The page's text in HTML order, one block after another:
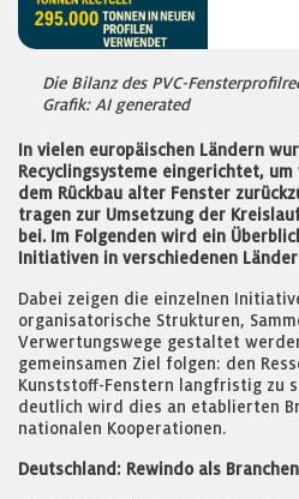
Die Bilanz des PVC-
Grafik: AI generated
In vielen europäischen Ländern
Recyclingsysteme eingerichtet, um
dem Rückbau alter Fenster
tragen zur Umsetzung der
bei. Im Folgenden wird ein
Initiativen in verschiedenen
Dabei zeigen die einzelnen
organisatorische Strukturen,
Verwertungswege gestaltet
gemeinsamen Ziel folgen: den
Kunststoff-Fenstern langfristig zu
deutlich wird dies an etablierten
nationalen Kooperationen.
Deutschland: Rewindo als